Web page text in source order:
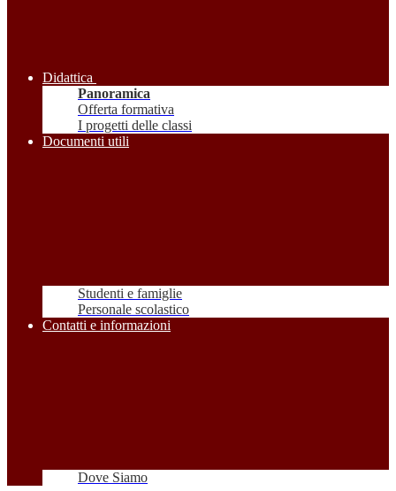
Didattica
Panoramica
Offerta formativa
I progetti delle classi
Documenti utili
Studenti e famiglie
Personale scolastico
Contatti e informazioni
Dove Siamo